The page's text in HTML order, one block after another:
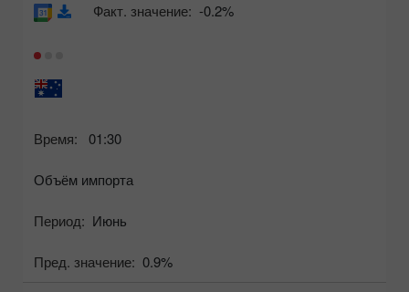
Время: 01:30
Объём импорта
Период: Июнь
Пред. значение: 0.9%
Факт. значение: -0.2%